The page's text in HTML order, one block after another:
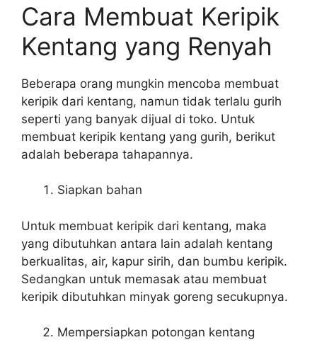
Cara Membuat Keripik
Kentang yang Renyah
Beberapa orang mungkin mencoba membuat
keripik dari kentang, namun tidak terlalu gurih
seperti yang banyak dijual di toko. Untuk
membuat keripik kentang yang gurih, berikut
adalah beberapa tahapannya.
Siapkan bahan
Untuk membuat keripik dari kentang, maka
yang dibutuhkan antara lain adalah kentang
berkualitas, air, kapur sirih, dan bumbu keripik.
Sedangkan untuk memasak atau membuat
keripik dibutuhkan minyak goreng secukupnya.
Mempersiapkan potongan kentang